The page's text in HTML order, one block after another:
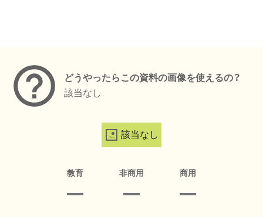
どうやったらこの資料の画像を使えるの？
該当なし
該当なし
教育 非商用 商用